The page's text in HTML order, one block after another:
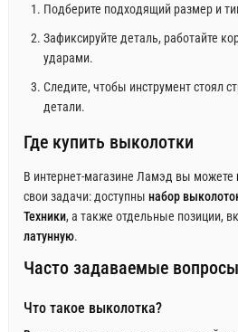
Подберите подходящий размер и
Зафиксируйте деталь, работайте
ударами.
Следите, чтобы инструмент стоял
детали.
Где купить выколотки
В интернет-магазине Ламэд вы можете
свои задачи: доступны набор
Техники, а также отдельные позиции,
латунную.
Часто задаваемые вопросы
Что такое выколотка?